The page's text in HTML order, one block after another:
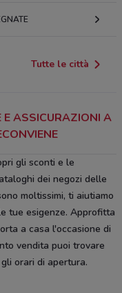
Tutte le città
E ASSICURAZIONI A
gli sconti e le
dei negozi delle
moltissimi, ti aiutiamo
tue esigenze. Approfitta
a casa l'occasione di
vendita puoi trovare
orari di apertura.